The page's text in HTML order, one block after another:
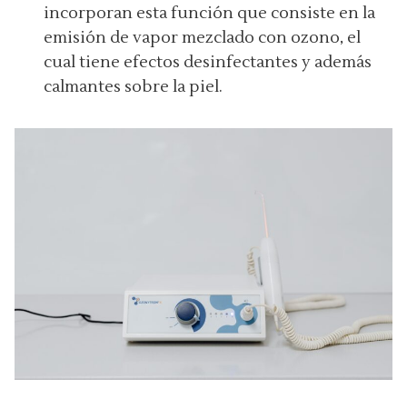
incorporan esta función que consiste en la
emisión de vapor mezclado con ozono, el
cual tiene efectos desinfectantes y además
calmantes sobre la piel.